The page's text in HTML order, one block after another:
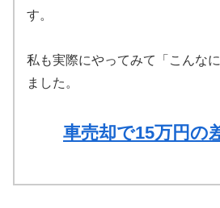
す。
私も実際にやってみて「こんな
ました。
車売却で15万円の